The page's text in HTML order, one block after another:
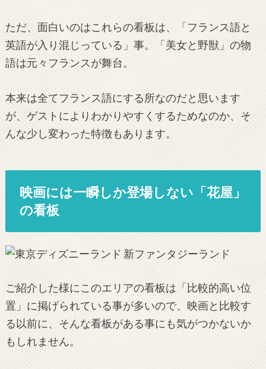
ただ、面白いのはこれらの看板は、「フランス語と
英語が入り混じっている」事。「美女と野獣」の物
語は元々フランスが舞台。
本来は全てフランス語にする所なのだと思います
が、ゲストによりわかりやすくするためなのか、そ
んな少し変わった特徴もあります。
映画には一瞬しか登場しない「花屋」
の看板
ご紹介した様にこのエリアの看板は「比較的高い位
置」に掲げられている事が多いので、映画と比較す
る以前に、そんな看板がある事にも気がつかないか
もしれません。